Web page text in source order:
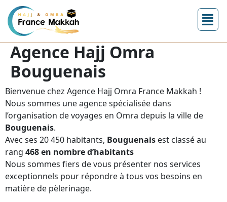
Agence Hajj Omra
Bouguenais
Bienvenue chez Agence Hajj Omra France Makkah !
Nous sommes une agence spécialisée dans
l’organisation de voyages en Omra depuis la ville de
Bouguenais.
Avec ses 20 450 habitants, Bouguenais est classé au
rang 468 en nombre d’habitants
Nous sommes fiers de vous présenter nos services
exceptionnels pour répondre à tous vos besoins en
matière de pèlerinage.